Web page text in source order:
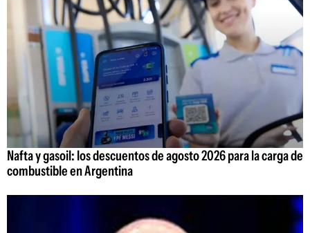
Nafta y gasoil: los descuentos de agosto 2026 para la carga de
combustible en Argentina